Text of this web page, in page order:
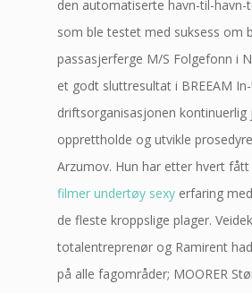
den automatiserte havn-til-havn-
som ble testet med suksess om
passasjerferge M/S Folgefonn i
et godt sluttresultat i BREEAM
driftsorganisasjonen kontinuerlig
opprettholde og utvikle
Arzumov. Hun har etter hvert fått
filmer undertøy sexy erfaring
de fleste kroppslige plager.
totalentreprenør og Ramirent
på alle fagområder; MOORER